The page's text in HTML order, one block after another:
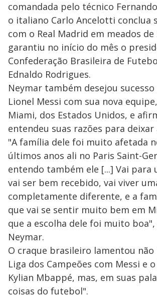
comandada pelo técnico
o italiano Carlo Ancelotti conclua
com o Real Madrid em meados de
garantiu no início do mês o
Confederação Brasileira de
Ednaldo Rodrigues.
Neymar também desejou
Lionel Messi com sua nova
Miami, dos Estados Unidos, e
entendeu suas razões para deixar
"A família dele foi muito afetada
últimos anos ali no Paris Saint-
entendo também ele [...] Vai para
vai ser bem recebido, vai viver
completamente diferente, e a
que vai se sentir muito bem em
que a escolha dele foi muito boa",
Neymar.
O craque brasileiro lamentou não
Liga dos Campeões com Messi e
Kylian Mbappé, mas, em suas
coisas do futebol".